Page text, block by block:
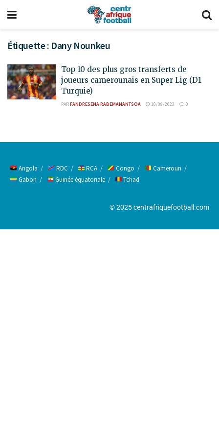
Étiquette : Dany Nounkeu
Top 10 des plus gros transferts de
joueurs camerounais en Super Lig (D1
Turquie)
PARFANDRESENA RABEMANANTSOA 18/09/2023 0
Angola RDC RCA Congo
Cameroun
Gabon
Guinée équatoriale Tchad
© 2025 centrafriquefootball.com